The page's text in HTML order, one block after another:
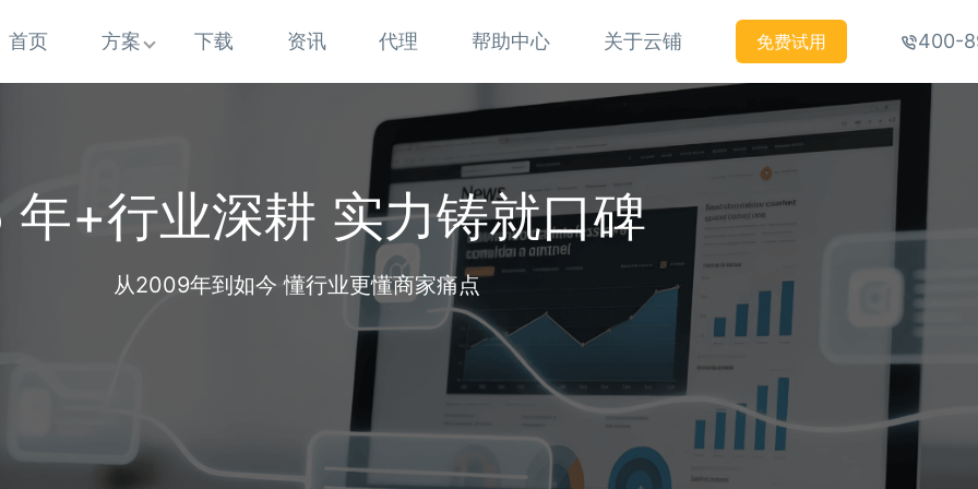
首页 方案 下载 资讯 代理 帮助中心 关于云铺 免费试用 400-
年+行业深耕 实力铸就口碑
从2009年到如今 懂行业更懂商家痛点